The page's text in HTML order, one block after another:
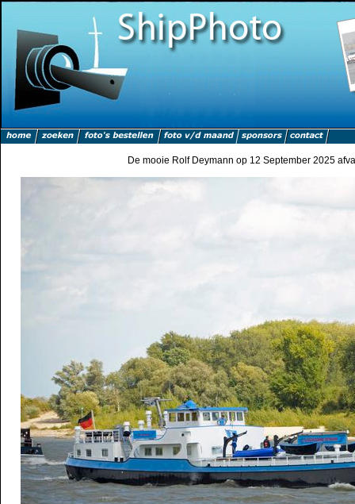
De mooie Rolf Deymann op 12 September 2025